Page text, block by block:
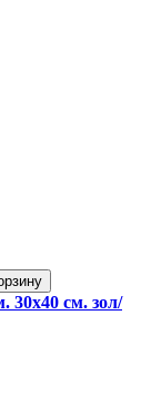
30х40 см. зол/